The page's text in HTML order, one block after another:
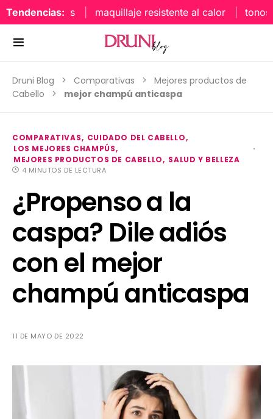
Tendencias: maquillaje resistente al calor tonos
Druni Blog Comparativas
Mejores productos de
Cabello
mejor champú anticaspa
COMPARATIVAS
CUIDADO DEL CABELLO
LOS MEJORES CHAMPÚS
MEJORES PRODUCTOS DE CABELLO
SALUD Y BELLEZA
4 MINUTOS DE LECTURA
¿Propenso a la
caspa? Dile adiós
con el mejor
champú anticaspa
11 DE MAYO DE 2022